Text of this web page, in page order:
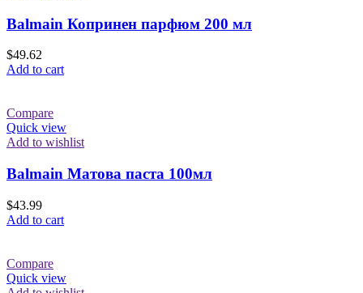
Balmain Копринен парфюм 200 мл
$49.62
Add to cart
Compare
Quick view
Add to wishlist
Balmain Матова паста 100мл
$43.99
Add to cart
Compare
Quick view